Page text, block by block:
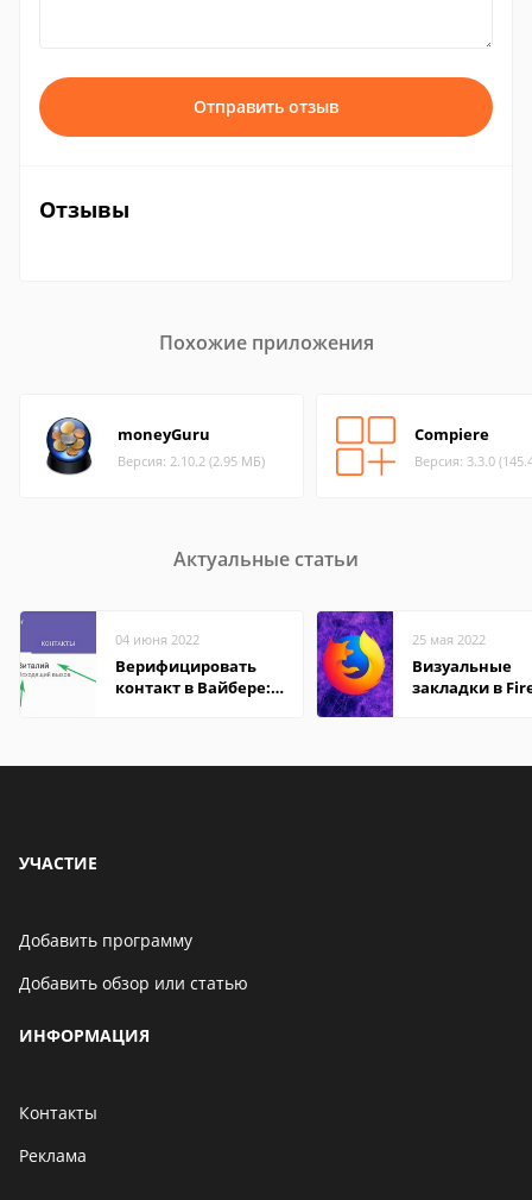
Отправить отзыв
Отзывы
Похожие приложения
moneyGuru
Версия: 2.10.2 (2.95 МБ)
Compiere
Версия: 3.3.0
Актуальные статьи
04 июня 2022
Верифицировать
контакт в Вайбере:
25 мая 2022
Визуальные
закладки в
УЧАСТИЕ
Добавить программу
Добавить обзор или статью
ИНФОРМАЦИЯ
Контакты
Реклама